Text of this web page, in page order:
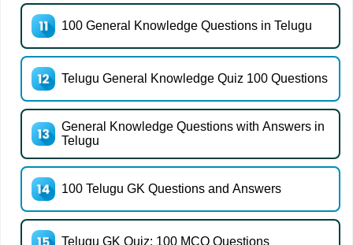
100 General Knowledge Questions in Telugu
Telugu General Knowledge Quiz 100 Questions
General Knowledge Questions with Answers in
Telugu
100 Telugu GK Questions and Answers
Telugu GK Quiz: 100 MCQ Questions